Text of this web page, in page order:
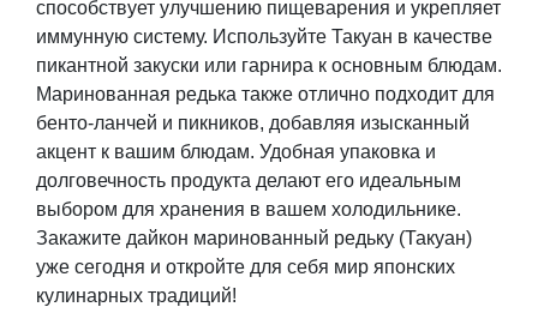
способствует улучшению пищеварения и укрепляет
иммунную систему. Используйте Такуан в качестве
пикантной закуски или гарнира к основным блюдам.
Маринованная редька также отлично подходит для
бенто-ланчей и пикников, добавляя изысканный
акцент к вашим блюдам. Удобная упаковка и
долговечность продукта делают его идеальным
выбором для хранения в вашем холодильнике.
Закажите дайкон маринованный редьку (Такуан)
уже сегодня и откройте для себя мир японских
кулинарных традиций!